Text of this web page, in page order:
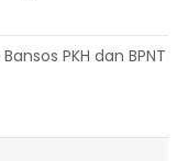
PKH dan BPNT